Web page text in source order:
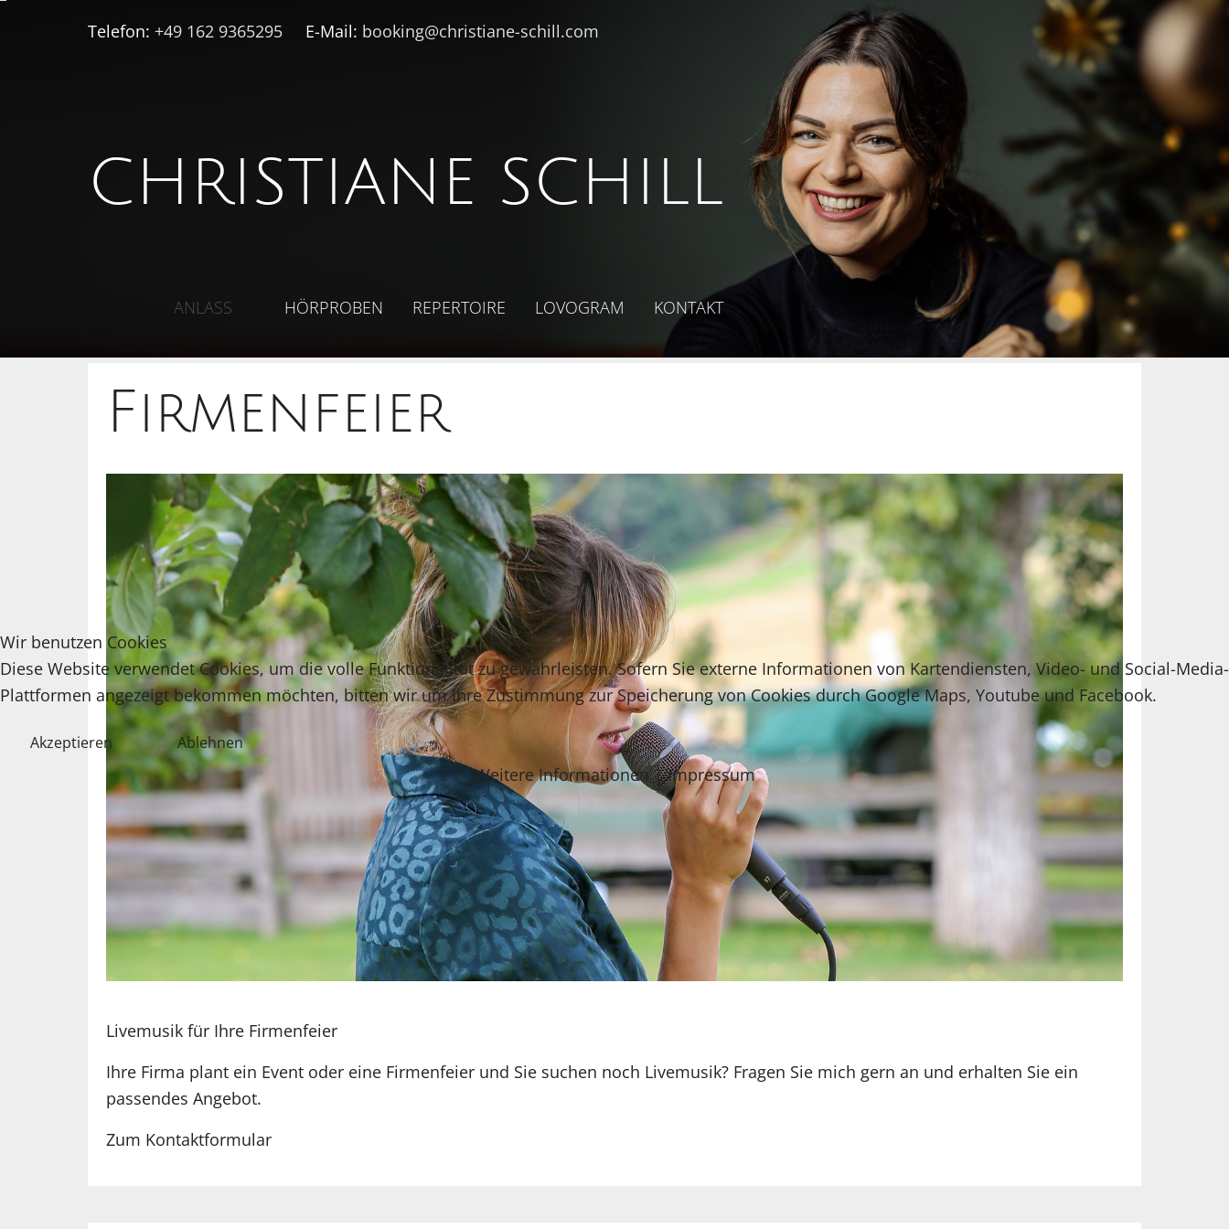
Telefon: +49 162 9365295 E-Mail: booking@christiane-schill.com
CHRISTIANE SCHILL
ANLASS HÖRPROBEN REPERTOIRE LOVOGRAM KONTAKT
Firmenfeier
Livemusik für Ihre Firmenfeier
Ihre Firma plant ein Event oder eine Firmenfeier und Sie suchen noch Livemusik? Fragen Sie mich gern an und erhalten Sie ein
passendes Angebot.
Zum Kontaktformular
Wir benutzen Cookies
Diese Website verwendet Cookies, um die volle Funktionalität zu gewährleisten. Sofern Sie externe Informationen von Kartendiensten, Video- und Social-Media-
Plattformen angezeigt bekommen möchten, bitten wir um Ihre Zustimmung zur Speicherung von Cookies durch Google Maps, Youtube und Facebook.
Akzeptieren Ablehnen
Weitere Informationen|Impressum